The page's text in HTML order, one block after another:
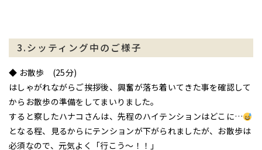
3.シッティング中のご様子
◆ お散歩 (25分)
はしゃがれながらご挨拶後、興奮が落ち着いてきた事を確認して
からお散歩の準備をしてまいりました。
すると察したハナコさんは、先程のハイテンションはどこに…
となる程、見るからにテンションが下がられましたが、お散歩は
必須なので、元気よく「行こう〜！！」